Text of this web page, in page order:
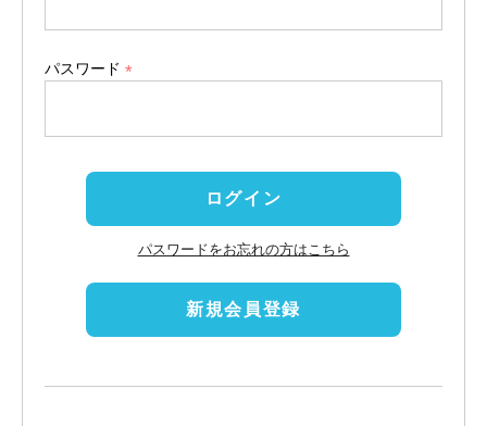
パスワード
)
ログイン
パスワードをお忘れの方はこちら
新規会員登録